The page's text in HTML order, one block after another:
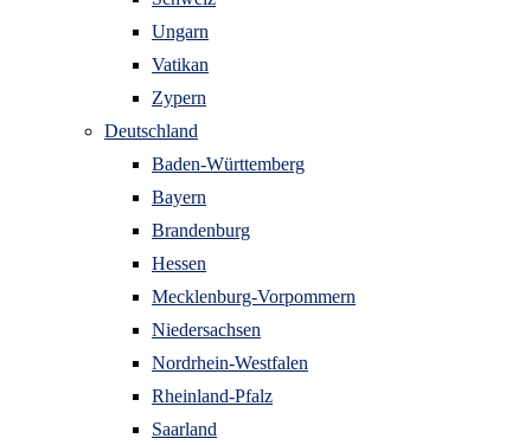
Ungarn
Vatikan
Zypern
Deutschland
Baden-Württemberg
Bayern
Brandenburg
Hessen
Mecklenburg-Vorpommern
Niedersachsen
Nordrhein-Westfalen
Rheinland-Pfalz
Saarland